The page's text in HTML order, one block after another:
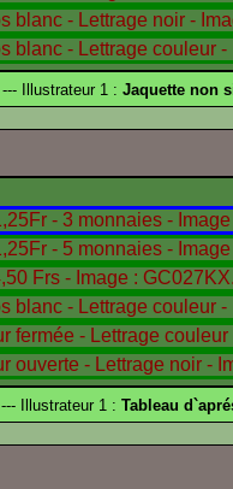
--- Illustrateur 1 : Jaquette non
--- Illustrateur 1 : Tableau